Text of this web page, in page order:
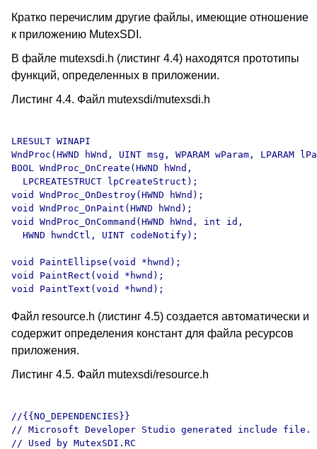
Кратко перечислим другие файлы, имеющие отношение
к приложению MutexSDI.
В файле mutexsdi.h (листинг 4.4) находятся прототипы
функций, определенных в приложении.
Листинг 4.4. Файл mutexsdi/mutexsdi.h
LRESULT WINAPI
WndProc(HWND hWnd, UINT msg, WPARAM wParam, LPARAM
BOOL WndProc_OnCreate(HWND hWnd,
  LPCREATESTRUCT lpCreateStruct);
void WndProc_OnDestroy(HWND hWnd);
void WndProc_OnPaint(HWND hWnd);
void WndProc_OnCommand(HWND hWnd, int id,
  HWND hwndCtl, UINT codeNotify);
void PaintEllipse(void *hwnd);
void PaintRect(void *hwnd);
Файл resource.h (листинг 4.5) создается автоматически и
содержит определения констант для файла ресурсов
приложения.
Листинг 4.5. Файл mutexsdi/resource.h
//{{NO_DEPENDENCIES}}
// Microsoft Developer Studio generated include file.
// Used by MutexSDI.RC